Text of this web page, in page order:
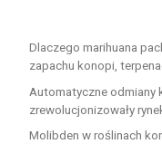
Dlaczego marihuana
zapachu konopi,
Automatyczne odmiany
zrewolucjonizowały
Molibden w roślinach